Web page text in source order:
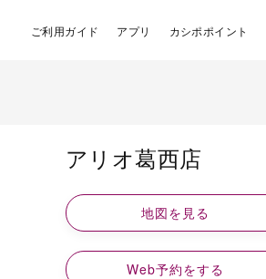
ご利用ガイド アプリ カシポポイント
アリオ葛西店
地図を見る
Web予約をする